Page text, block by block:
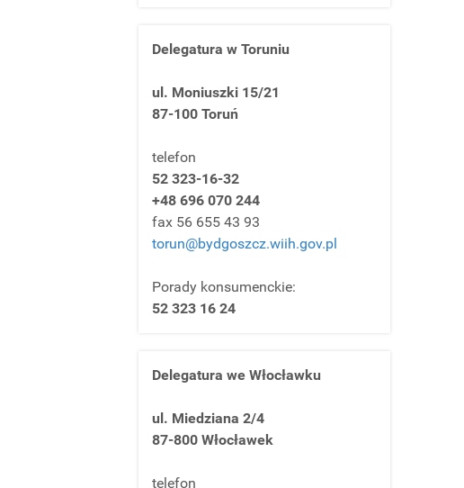
Delegatura w Toruniu
ul. Moniuszki 15/21
87-100 Toruń
telefon
52 323-16-32
+48 696 070 244
fax 56 655 43 93
torun@bydgoszcz.wiih.gov.pl
Porady konsumenckie:
52 323 16 24
Delegatura we Włocławku
ul. Miedziana 2/4
87-800 Włocławek
telefon